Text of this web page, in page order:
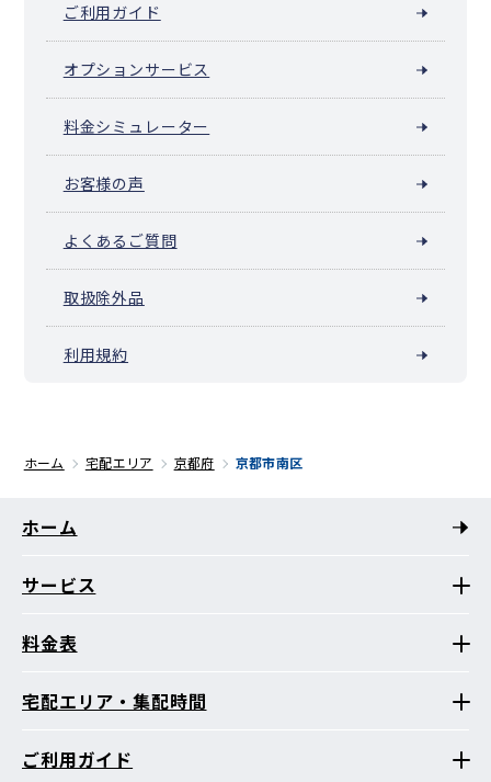
ご利用ガイド
オプションサービス
料金シミュレーター
お客様の声
よくあるご質問
取扱除外品
利用規約
ホーム 宅配エリア 京都府 京都市南区
ホーム
サービス
料金表
宅配エリア・集配時間
ご利用ガイド